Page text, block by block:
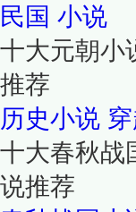
民国 小说
十大元朝小
推荐
历史小说
十大春秋战
说推荐